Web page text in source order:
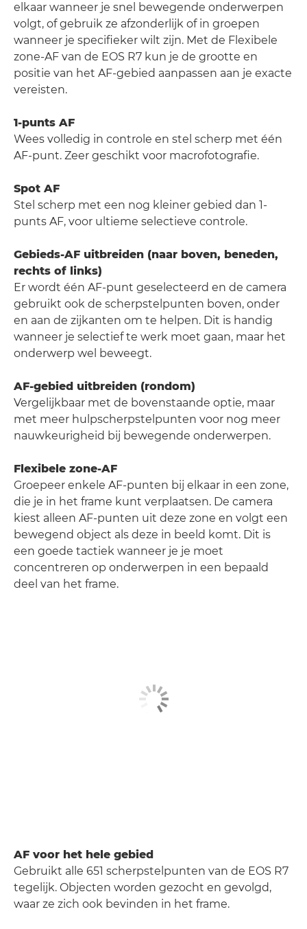
elkaar wanneer je snel bewegende onderwerpen
volgt, of gebruik ze afzonderlijk of in groepen
wanneer je specifieker wilt zijn. Met de Flexibele
zone-AF van de EOS R7 kun je de grootte en
positie van het AF-gebied aanpassen aan je exacte
vereisten.
1-punts AF
Wees volledig in controle en stel scherp met één
AF-punt. Zeer geschikt voor macrofotografie.
Spot AF
Stel scherp met een nog kleiner gebied dan 1-
punts AF, voor ultieme selectieve controle.
Gebieds-AF uitbreiden (naar boven, beneden,
rechts of links)
Er wordt één AF-punt geselecteerd en de camera
gebruikt ook de scherpstelpunten boven, onder
en aan de zijkanten om te helpen. Dit is handig
wanneer je selectief te werk moet gaan, maar het
onderwerp wel beweegt.
AF-gebied uitbreiden (rondom)
Vergelijkbaar met de bovenstaande optie, maar
met meer hulpscherpstelpunten voor nog meer
nauwkeurigheid bij bewegende onderwerpen.
Flexibele zone-AF
Groepeer enkele AF-punten bij elkaar in een zone,
die je in het frame kunt verplaatsen. De camera
kiest alleen AF-punten uit deze zone en volgt een
bewegend object als deze in beeld komt. Dit is
een goede tactiek wanneer je je moet
concentreren op onderwerpen in een bepaald
deel van het frame.
AF voor het hele gebied
Gebruikt alle 651 scherpstelpunten van de EOS R7
tegelijk. Objecten worden gezocht en gevolgd,
waar ze zich ook bevinden in het frame.